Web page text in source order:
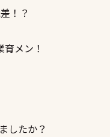
！？
メン！
したか？